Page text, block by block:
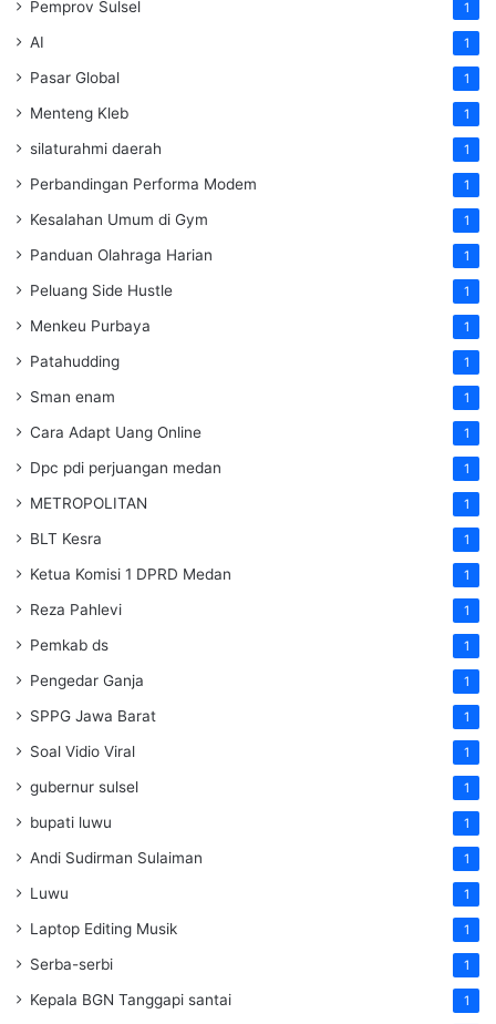
Pemprov Sulsel 1
AI 1
Pasar Global 1
Menteng Kleb 1
silaturahmi daerah 1
Perbandingan Performa Modem 1
Kesalahan Umum di Gym 1
Panduan Olahraga Harian 1
Peluang Side Hustle 1
Menkeu Purbaya 1
Patahudding 1
Sman enam 1
Cara Adapt Uang Online 1
Dpc pdi perjuangan medan 1
METROPOLITAN 1
BLT Kesra 1
Ketua Komisi 1 DPRD Medan 1
Reza Pahlevi 1
Pemkab ds 1
Pengedar Ganja 1
SPPG Jawa Barat 1
Soal Vidio Viral 1
gubernur sulsel 1
bupati luwu 1
Andi Sudirman Sulaiman 1
Luwu 1
Laptop Editing Musik 1
Serba-serbi 1
Kepala BGN Tanggapi santai 1